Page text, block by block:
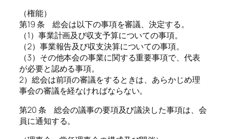
（権能）
第19 条 総会は以下の事項を審議、決定する。
（1）事業計画及び収支予算についての事項。
（2）事業報告及び収支決算についての事項。
（3）その他本会の事業に関する重要事項で、代表
が必要と認める事項。
2）総会は前項の審議をするときは、あらかじめ理
事会の審議を経なければならない。
第20 条 総会の議事の要項及び議決した事項は、会
員に通知する。